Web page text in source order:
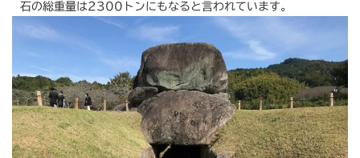
石の総重量は2300トンにもなると言われています。